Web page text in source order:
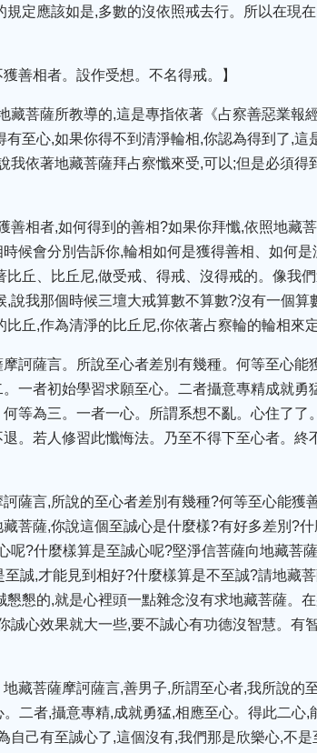
定應該如是,多數的沒依照戒去行。所以在現
善相者。設作受想。不名得戒。】
藏菩薩所教導的,這是專指依著《占察善惡業報
至心,如果你得不到清淨輪相,你認為得到了,這
我依著地藏菩薩拜占察懺來受,可以;但是必須得
善相者,如何得到的善相?如果你拜懺,依照地藏
候會分別告訴你,輪相如何是獲得善相、如何
丘、比丘尼,做受戒、得戒、沒得戒的。像我
,說我那個時候三壇大戒算數不算數?沒有一個
丘,作為清淨的比丘尼,你依著占察輪的輪相來
摩訶薩言。所說至心者差別有幾種。何等至心
一者初始學習求願至心。二者攝意專精成就勇
等為三。一者一心。所謂系想不亂。心住了了
。若人修習此懺悔法。乃至不得下至心者。終
薩言,所說的至心者差別有幾種?何等至心能獲
菩薩,你說這個至誠心是什麼樣?有好多差別?
呢?什麼樣算是至誠心呢?堅淨信菩薩向地藏菩
誠,才能見到相好?什麼樣算是不至誠?請地藏
懇的,就是心裡頭一點雜念沒有求地藏菩薩。
誠心效果就大一些,要不誠心有功德沒智慧。有
藏菩薩摩訶薩言,善男子,所謂至心者,我所說的
二者,攝意專精,成就勇猛,相應至心。得此二心
自己有至誠心了,這個沒有,我們那是欣樂心,不